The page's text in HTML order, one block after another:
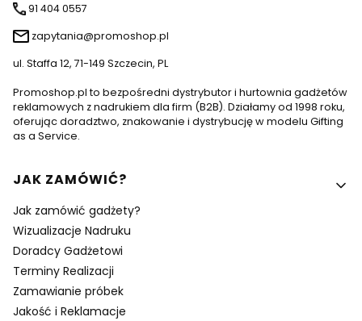
91 404 0557
zapytania@promoshop.pl
ul. Staffa 12, 71-149 Szczecin, PL
Promoshop.pl to bezpośredni dystrybutor i hurtownia gadżetów
reklamowych z nadrukiem dla firm (B2B). Działamy od 1998 roku,
oferując doradztwo, znakowanie i dystrybucję w modelu Gifting
as a Service.
Linki w stopce
JAK ZAMÓWIĆ?
Jak zamówić gadżety?
Wizualizacje Nadruku
Doradcy Gadżetowi
Terminy Realizacji
Zamawianie próbek
Jakość i Reklamacje